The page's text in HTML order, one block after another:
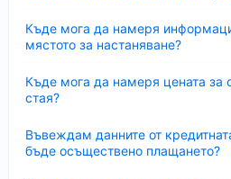
Къде мога да намеря
мястото за настаняване?
Къде мога да намеря цената за
стая?
Въвеждам данните от
бъде осъществено плащането?